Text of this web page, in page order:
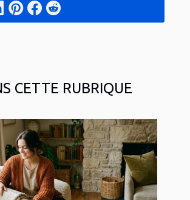
CETTE RUBRIQUE